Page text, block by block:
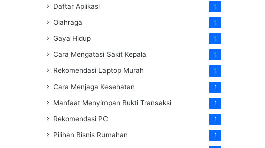
Daftar Aplikasi 1
Olahraga 1
Gaya Hidup 1
Cara Mengatasi Sakit Kepala 1
Rekomendasi Laptop Murah 1
Cara Menjaga Kesehatan 1
Manfaat Menyimpan Bukti Transaksi 1
Rekomendasi PC 1
Pilihan Bisnis Rumahan 1